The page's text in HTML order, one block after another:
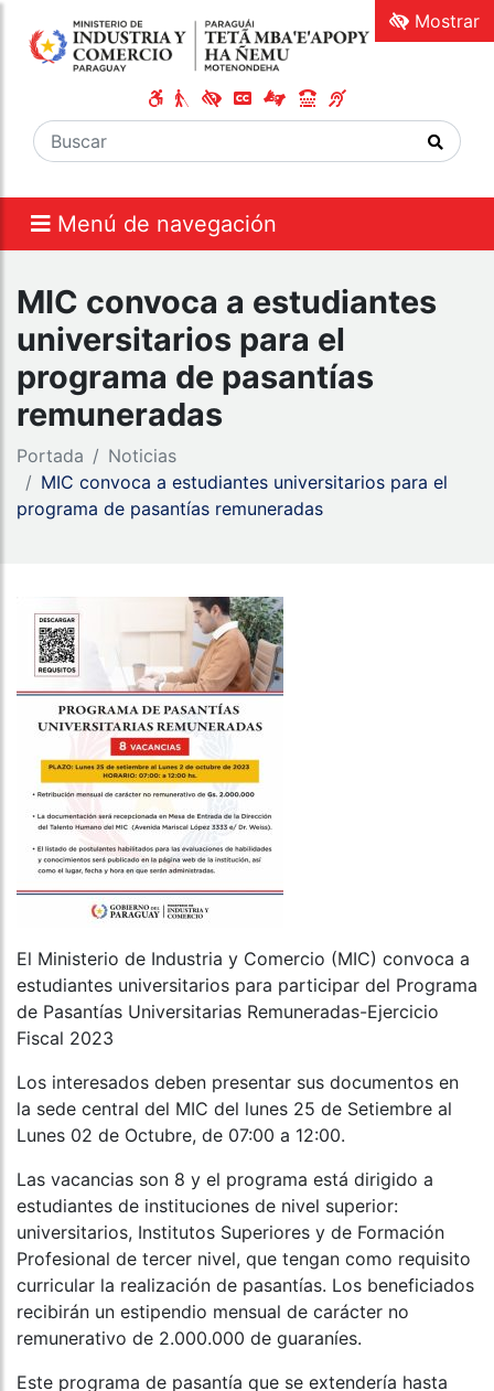
Menú de navegación
Mostrar
MIC convoca a estudiantes
universitarios para el
programa de pasantías
remuneradas
Portada
Noticias
MIC convoca a estudiantes universitarios para el
programa de pasantías remuneradas
El Ministerio de Industria y Comercio (MIC) convoca a
estudiantes universitarios para participar del Programa
de Pasantías Universitarias Remuneradas-Ejercicio
Fiscal 2023
Los interesados deben presentar sus documentos en
la sede central del MIC del lunes 25 de Setiembre al
Lunes 02 de Octubre, de 07:00 a 12:00.
Las vacancias son 8 y el programa está dirigido a
estudiantes de instituciones de nivel superior:
universitarios, Institutos Superiores y de Formación
Profesional de tercer nivel, que tengan como requisito
curricular la realización de pasantías. Los beneficiados
recibirán un estipendio mensual de carácter no
remunerativo de 2.000.000 de guaraníes.
Este programa de pasantía que se extendería hasta